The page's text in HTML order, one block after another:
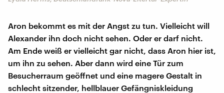
Aron bekommt es mit der Angst zu tun. Vielleicht will
Alexander ihn doch nicht sehen. Oder er darf nicht.
Am Ende weiß er vielleicht gar nicht, dass Aron hier ist,
um ihn zu sehen. Aber dann wird eine Tür zum
Besucherraum geöffnet und eine magere Gestalt in
schlecht sitzender, hellblauer Gefängniskleidung